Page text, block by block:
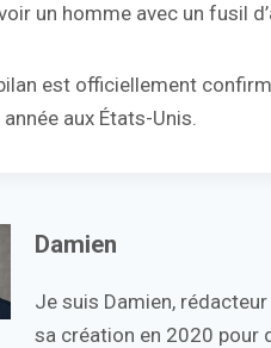
un homme avec un fusil
est officiellement
aux États-Unis.
Damien
Je suis Damien,
sa création en 2020 pour